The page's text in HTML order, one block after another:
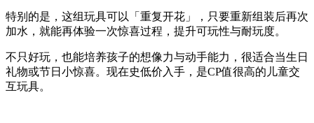
特别的是，这组玩具可以「重复开花」，只要重新组装后再次
加水，就能再体验一次惊喜过程，提升可玩性与耐玩度。
不只好玩，也能培养孩子的想像力与动手能力，很适合当生日
礼物或节日小惊喜。现在史低价入手，是CP值很高的儿童交
互玩具。